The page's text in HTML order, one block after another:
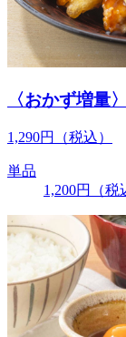
〈おかず増量
1,290円 （税込）
単品
1,200円 （税